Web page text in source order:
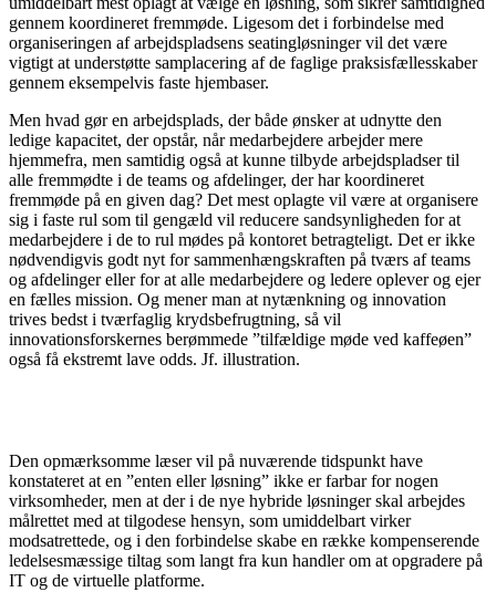
gennem koordineret fremmøde. Ligesom det i forbindelse med
organiseringen af arbejdspladsens seatingløsninger vil det være
vigtigt at understøtte samplacering af de faglige praksisfællesskaber
gennem eksempelvis faste hjembaser.
Men hvad gør en arbejdsplads, der både ønsker at udnytte den
ledige kapacitet, der opstår, når medarbejdere arbejder mere
hjemmefra, men samtidig også at kunne tilbyde arbejdspladser til
alle fremmødte i de teams og afdelinger, der har koordineret
fremmøde på en given dag? Det mest oplagte vil være at organisere
sig i faste rul som til gengæld vil reducere sandsynligheden for at
medarbejdere i de to rul mødes på kontoret betragteligt. Det er ikke
nødvendigvis godt nyt for sammenhængskraften på tværs af teams
og afdelinger eller for at alle medarbejdere og ledere oplever og ejer
en fælles mission. Og mener man at nytænkning og innovation
trives bedst i tværfaglig krydsbefrugtning, så vil
innovationsforskernes berømmede ”tilfældige møde ved kaffeøen”
også få ekstremt lave odds. Jf. illustration.
Den opmærksomme læser vil på nuværende tidspunkt have
konstateret at en ”enten eller løsning” ikke er farbar for nogen
virksomheder, men at der i de nye hybride løsninger skal arbejdes
målrettet med at tilgodese hensyn, som umiddelbart virker
modsatrettede, og i den forbindelse skabe en række kompenserende
ledelsesmæssige tiltag som langt fra kun handler om at opgradere på
IT og de virtuelle platforme.